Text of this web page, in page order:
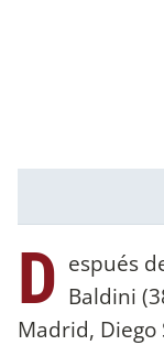
D espués
Baldini
Madrid,